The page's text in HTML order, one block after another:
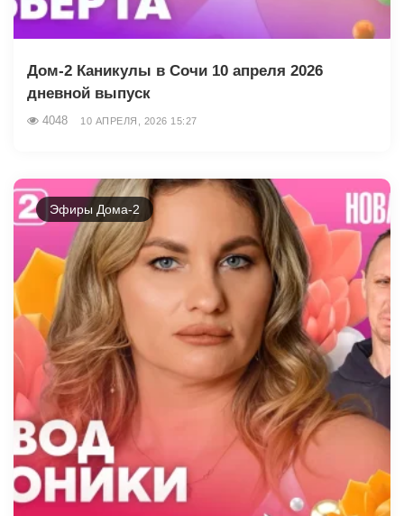
Дом-2 Каникулы в Сочи 10 апреля 2026
дневной выпуск
4048 10 АПРЕЛЯ, 2026 15:27
Эфиры Дома-2